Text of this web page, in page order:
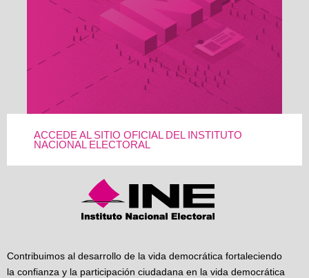
ACCEDE AL SITIO OFICIAL DEL INSTITUTO
NACIONAL ELECTORAL
Contribuimos al desarrollo de la vida democrática fortaleciendo
la confianza y la participación ciudadana en la vida democrática